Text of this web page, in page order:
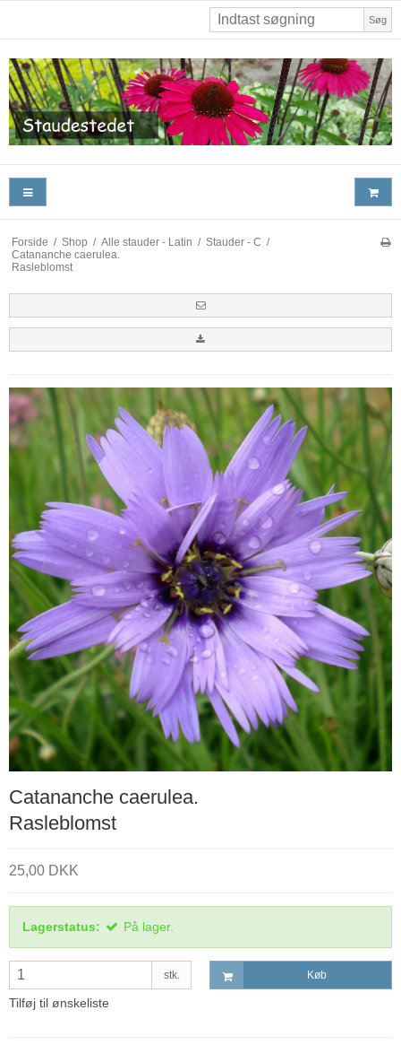
Søg
Forside / Shop / Alle stauder - Latin / Stauder - C /
Catananche caerulea.
Rasleblomst
Catananche caerulea.
Rasleblomst
25,00 DKK
Lagerstatus: På lager.
stk. Køb
Tilføj til ønskeliste